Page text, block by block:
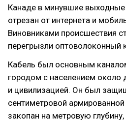
Канаде в минувшие
отрезан от интернета и
Виновниками происшествия
перегрызли оптоволоконный
Кабель был основным
городом с населением около
и цивилизацией. Он был
сентиметровой
закопан на метровую